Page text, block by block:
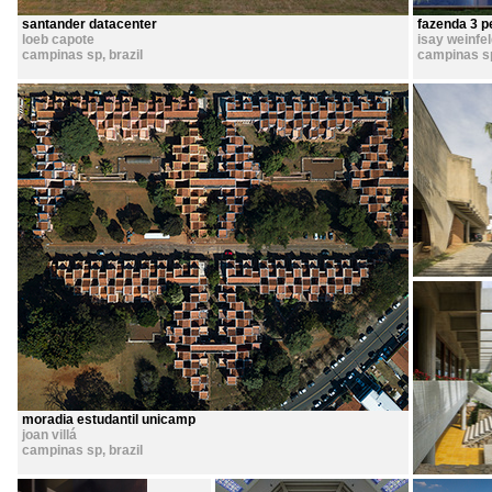
fazenda 3
isay
campinas
santander datacenter
loeb capote
campinas sp, brazil
moradia estudantil unicamp
joan villá
campinas sp, brazil